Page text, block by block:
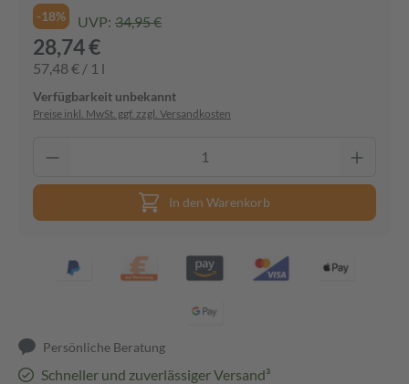
-18% UVP: 34,95 €
28,74 €
57,48 € / 1 l
Verfügbarkeit unbekannt
Preise inkl. MwSt. ggf. zzgl. Versandkosten
In den Warenkorb
Persönliche Beratung
Schneller und zuverlässiger Versand³